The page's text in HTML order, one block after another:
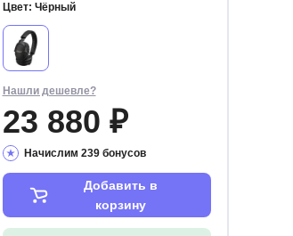
Цвет: Чёрный
Нашли дешевле?
23 880 ₽
Начислим 239 бонусов
Добавить в
корзину